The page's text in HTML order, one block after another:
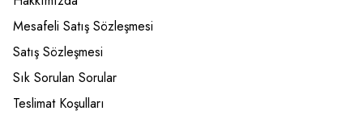
Mesafeli Satış Sözleşmesi
Satış Sözleşmesi
Sık Sorulan Sorular
Teslimat Koşulları